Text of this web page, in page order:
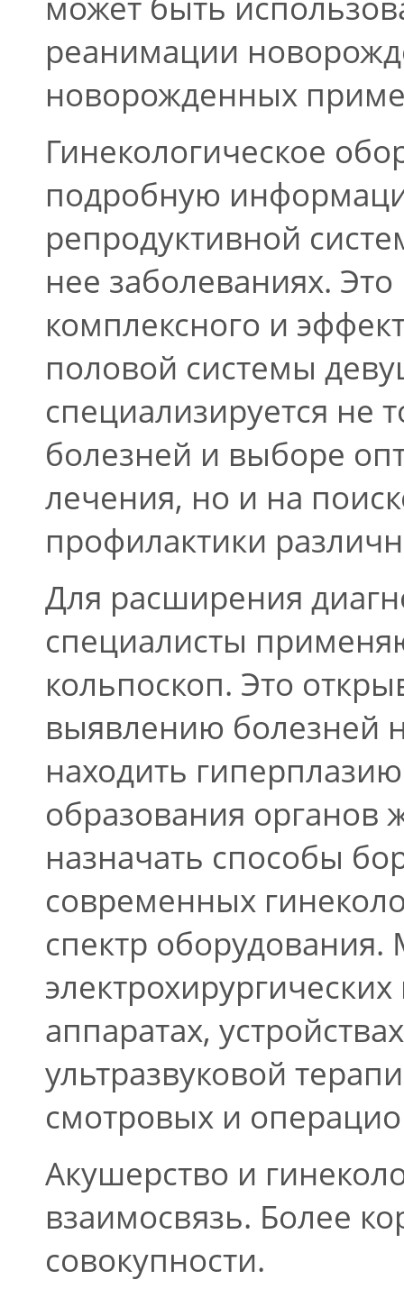
реанимации
новорожденных
Гинекологическое
подробную
репродуктивной
нее заболеваниях.
комплексного и
половой системы
специализируется не
болезней и выборе
лечения, но и на
профилактики
Для расширения
специалисты
кольпоскоп. Это
выявлению болезней
находить
образования органов
назначать способы
современных
спектр
аппаратах,
ультразвуковой
смотровых и
Акушерство и
взаимосвязь. Более
совокупности.